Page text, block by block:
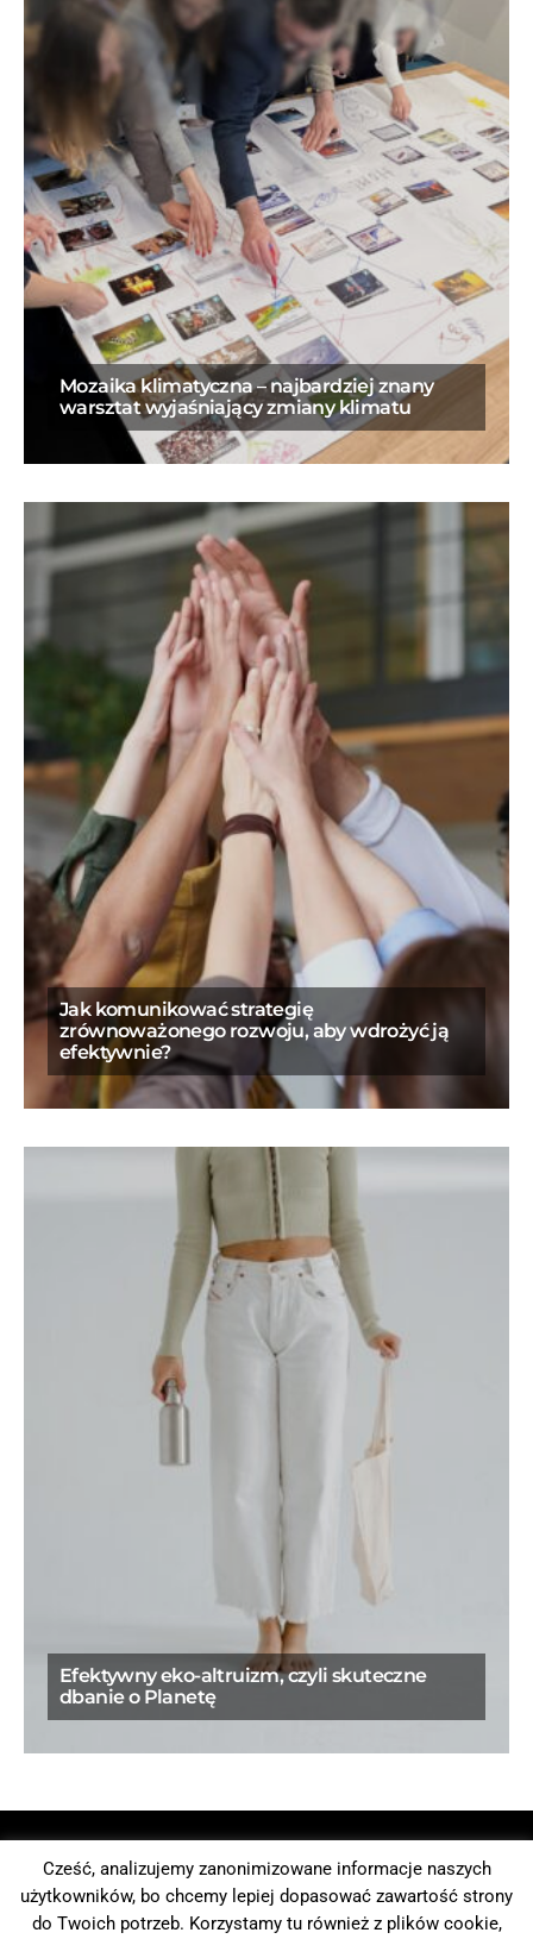
Mozaika klimatyczna – najbardziej znany
warsztat wyjaśniający zmiany klimatu
Jak komunikować strategię
zrównoważonego rozwoju, aby wdrożyć ją
efektywnie?
Efektywny eko-altruizm, czyli skuteczne
dbanie o Planetę
Who will save the planet
CONSULTING BLOG MÓWCZYNIE | EKSPERTKI
Cześć, analizujemy zanonimizowane informacje naszych
użytkowników, bo chcemy lepiej dopasować zawartość strony
do Twoich potrzeb. Korzystamy tu również z plików cookie,